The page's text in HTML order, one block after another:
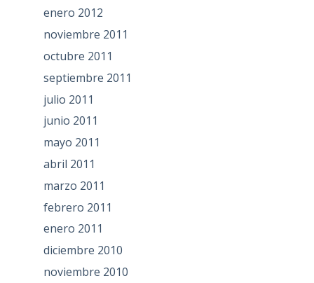
enero 2012
noviembre 2011
octubre 2011
septiembre 2011
julio 2011
junio 2011
mayo 2011
abril 2011
marzo 2011
febrero 2011
enero 2011
diciembre 2010
noviembre 2010